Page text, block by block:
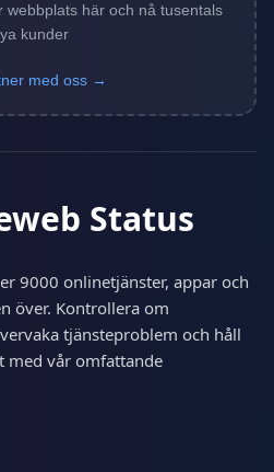
webbplats här och nå tusentals
kunder
med oss →
Status
9000 onlinetjänster, appar och
över. Kontrollera om
tjänsteproblem och håll
med vår omfattande